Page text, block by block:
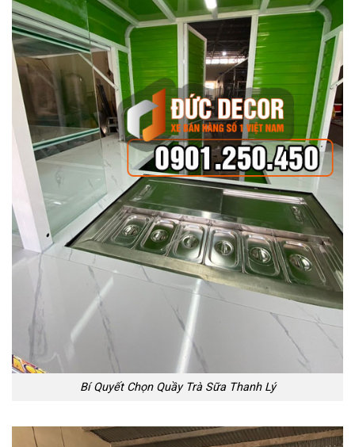
Bí Quyết Chọn Quầy Trà Sữa Thanh Lý